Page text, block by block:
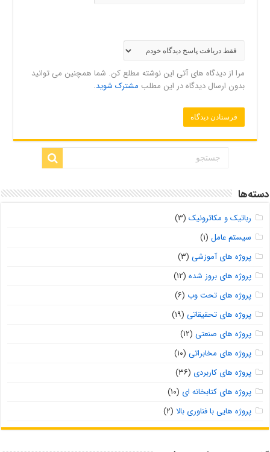
مرا از دیدگاه های آتی این نوشته مطلع کن. شما همچنین می توانید
بدون ارسال دیدگاه در این مطلب مشترک شوید.
دسته‌ها
رباتیک و مکاترونیک (۳)
سیستم عامل (۱)
پروژه های آموزشی (۳)
پروژه های بروز شده (۱۲)
پروژه های تحت وب (۶)
پروژه های تحقیقاتی (۱۹)
پروژه های صنعتی (۱۲)
پروژه های مخابراتی (۱۰)
پروژه های کاربردی (۳۶)
پروژه های کتابخانه ای (۱۰)
پروژه هایی با فناوری بالا (۲)